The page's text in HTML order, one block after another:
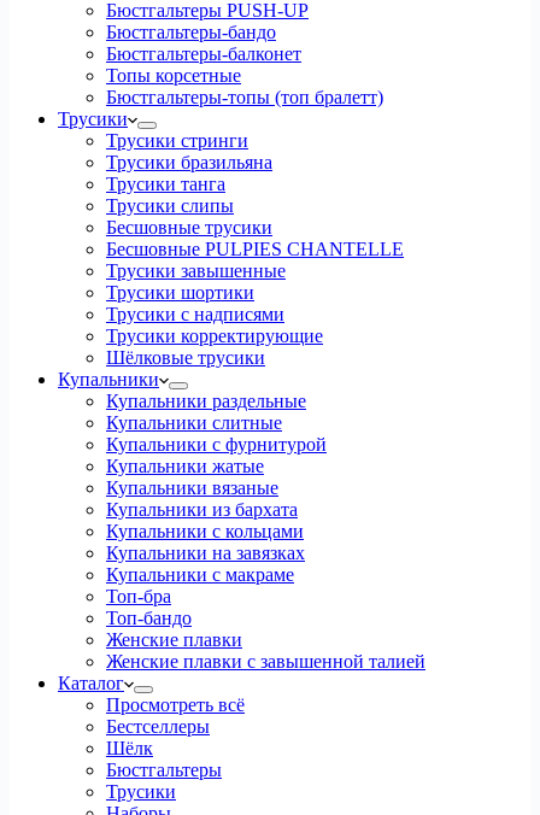
Бюстгальтеры PUSH-UP
Бюстгальтеры-бандо
Бюстгальтеры-балконет
Топы корсетные
Бюстгальтеры-топы (топ бралетт)
Трусики
Трусики стринги
Трусики бразильяна
Трусики танга
Трусики слипы
Бесшовные трусики
Бесшовные PULPIES CHANTELLE
Трусики завышенные
Трусики шортики
Трусики с надписями
Трусики корректирующие
Шёлковые трусики
Купальники
Купальники раздельные
Купальники слитные
Купальники с фурнитурой
Купальники жатые
Купальники вязаные
Купальники из бархата
Купальники с кольцами
Купальники на завязках
Купальники с макраме
Топ-бра
Топ-бандо
Женские плавки
Женские плавки с завышенной талией
Каталог
Просмотреть всё
Бестселлеры
Шёлк
Бюстгальтеры
Трусики